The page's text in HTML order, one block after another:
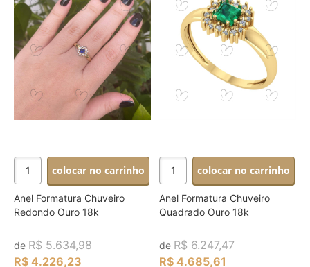
colocar no carrinho
Anel Formatura Chuveiro
Redondo Ouro 18k
de R$ 5.634,98
R$ 4.226,23
colocar no carrinho
Anel Formatura Chuveiro
Quadrado Ouro 18k
deR$ 6.247,47
R$ 4.685,61